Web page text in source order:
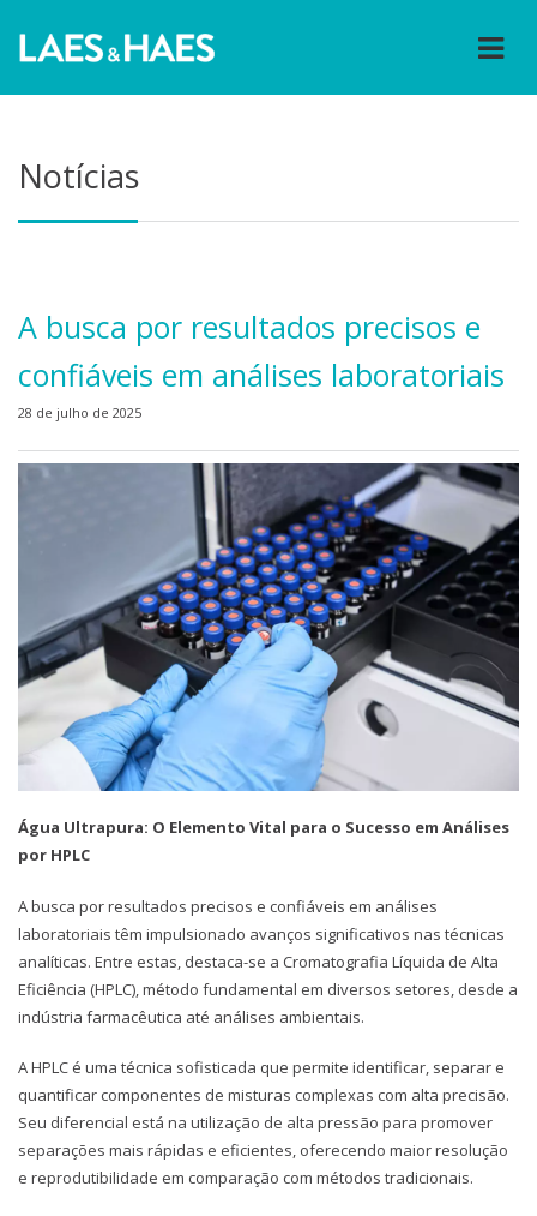
Notícias
A busca por resultados precisos e
confiáveis em análises laboratoriais
28 de julho de 2025
Água Ultrapura: O Elemento Vital para o Sucesso em Análises
por HPLC
A busca por resultados precisos e confiáveis em análises
laboratoriais têm impulsionado avanços significativos nas técnicas
analíticas. Entre estas, destaca-se a Cromatografia Líquida de Alta
Eficiência (HPLC), método fundamental em diversos setores, desde a
indústria farmacêutica até análises ambientais.
A HPLC é uma técnica sofisticada que permite identificar, separar e
quantificar componentes de misturas complexas com alta precisão.
Seu diferencial está na utilização de alta pressão para promover
separações mais rápidas e eficientes, oferecendo maior resolução
e reprodutibilidade em comparação com métodos tradicionais.